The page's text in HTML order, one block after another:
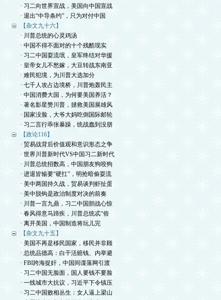
· 习二向世界宣战，美国向中国宣战
· 退出“中导条约”，只为对付中国
【杂文九十六】
· 川普总统的心灵鸡汤
· 中国不得不面对的十个残酷现实
· 习二中国耍流氓，皇军终结对华援
· 皇帝女儿不愁嫁，大豆转战东南亚
· 难民犯境，为川普大选加分
· 七千人攻占边境桥，川普炮轰民主
· 中国消费大国，为何要美国养活？
· 著名影星赞川普，拯救美国展雄风
· 国家没脸，大爷大妈吃倒国际邮轮
· 习二言行乖张暴躁，统战蠢到没朋
【政论116】
· 贸易战背后价值观和意识形态之争
· 世界川普新时代VS中国习二新时代
· 川普总统招数高，中国朋友狗咬狗
· 进退皆输要“硬扛”，明抢暗偷耍流
· 美中两国持久战，贸易谈判虾扯蛋
· 美中脱钩是政治制度对决的前奏
· 川普一言九鼎，习二中国胆战心惊
· 春风得意马蹄疾，川普总统忒“俗
· 离开美国，中国制造将玩儿完
【杂文九十五】
· 美国不再是移民国家，移民并非顾
· 总统品德高：白干活赔钱、内举避
· FBI跨海捉奸，中国间谍落网引渡
· 习二中国无脸面，国人要钱不要脸
· 一线城市大抗议，习近平下令镇压
· 习二中国败相丛生：女人逼上梁山